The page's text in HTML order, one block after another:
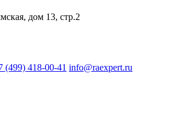
дом 13, стр.2
(499) 418-00-41 info@raexpert.ru